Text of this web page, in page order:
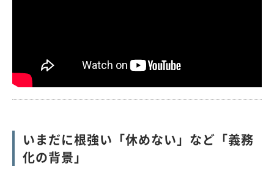
いまだに根強い「休めない」など「義務
化の背景」